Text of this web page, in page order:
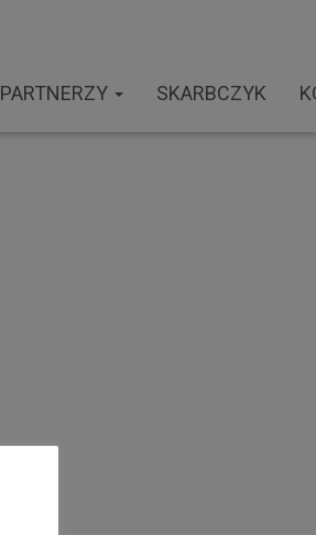
PARTNERZY SKARBCZYK